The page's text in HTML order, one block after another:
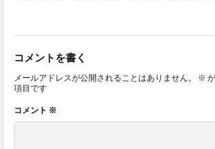
コメントを書く
メールアドレスが公開されることはありません。 ※
項目です
コメント ※